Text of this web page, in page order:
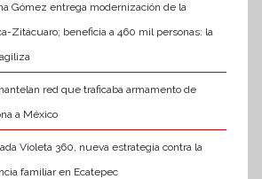
Gómez entrega modernización de la
Zitácuaro; beneficia a 460 mil personas: la
red que traficaba armamento de
a México
Violeta 360, nueva estrategia contra la
familiar en Ecatepec